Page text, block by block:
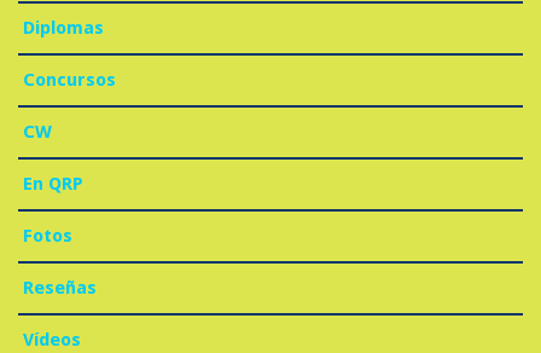
Diplomas
Concursos
CW
En QRP
Fotos
Reseñas
Vídeos